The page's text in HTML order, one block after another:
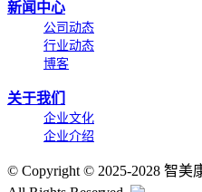
新闻中心
公司动态
行业动态
博客
关于我们
企业文化
企业介绍
© Copyright © 2025-2028 智